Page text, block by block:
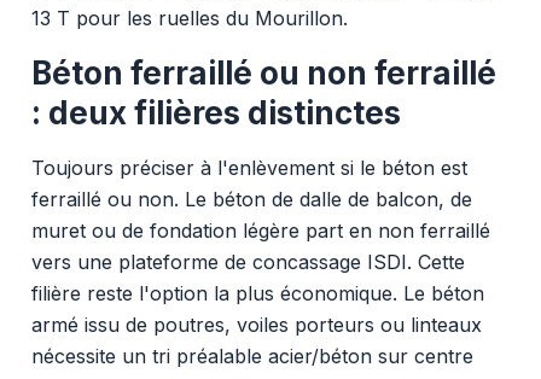
13 T pour les ruelles du Mourillon.
Béton ferraillé ou non ferraillé
: deux filières distinctes
Toujours préciser à l'enlèvement si le béton est
ferraillé ou non. Le béton de dalle de balcon, de
muret ou de fondation légère part en non ferraillé
vers une plateforme de concassage ISDI. Cette
filière reste l'option la plus économique. Le béton
armé issu de poutres, voiles porteurs ou linteaux
nécessite un tri préalable acier/béton sur centre